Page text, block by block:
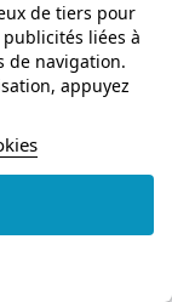
 Ajouter
de tiers pour
liées à
de navigation.
appuyez